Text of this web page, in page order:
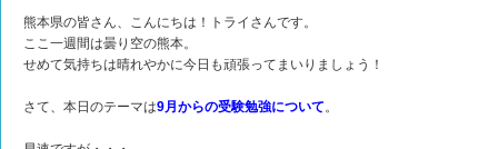
熊本県の皆さん、こんにちは！トライさんです。
ここ一週間は曇り空の熊本。
せめて気持ちは晴れやかに今日も頑張ってまいりましょう！
さて、本日のテーマは9月からの受験勉強について。